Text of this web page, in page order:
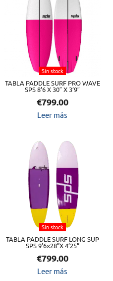
Sin stock
TABLA PADDLE SURF PRO WAVE
SPS 8’6 X 30″ X 3’9″
€799.00
Leer más
Sin stock
TABLA PADDLE SURF LONG SUP
SPS 9’6×28”X 4’25”
€799.00
Leer más